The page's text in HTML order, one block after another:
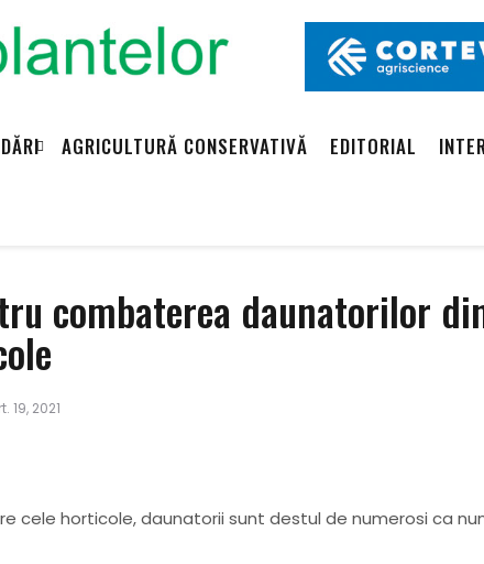
AGRICULTURĂ CONSERVATIVĂ EDITORIAL
combaterea daunatorilor
19, 2021
cele horticole, daunatorii sunt destul de numerosi ca